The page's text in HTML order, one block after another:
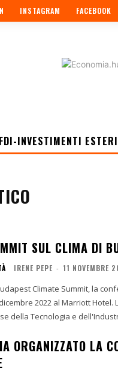
INSTAGRAM FACEBOOK
FDI-INVESTIMENTI ESTERI
SUL CLIMA DI
IRENE PEPE - 11 NOVEMBRE
Climate Summit, la
2022 al Marriott
della Tecnologia e
ORGANIZZATO LA